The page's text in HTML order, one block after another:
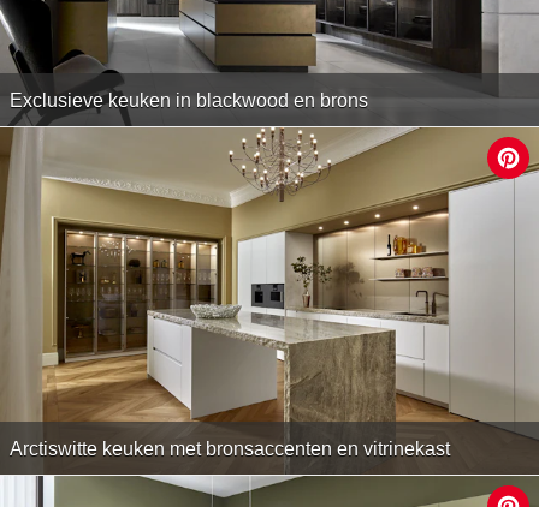
Exclusieve keuken in blackwood en brons
Arctiswitte keuken met bronsaccenten en vitrinekast